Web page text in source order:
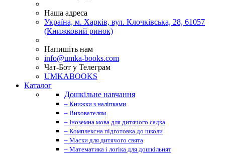
Наша адреса
Україна, м. Харків, вул. Клочківська, 28, 61057
(Книжковий ринок)
Напишіть нам
info@umka-books.com
Чат-Бот у Телеграм
UMKABOOKS
Каталог
Дошкільне навчання
– Книжки з наліпками
– Вихователям
– Іноземна мова для дитячого садка
– Комплексна підготовка до школи
– Маски для дитячого свята
– Математика і логіка для дошкільнят